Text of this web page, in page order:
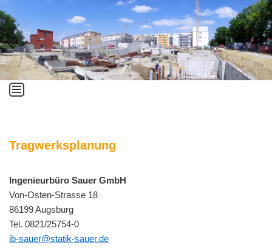
Zum
Inhalt
springen
Tragwerksplanung
Ingenieurbüro Sauer GmbH
Von-Osten-Strasse 18
86199 Augsburg
Tel. 0821/25754-0
ib-sauer@statik-sauer.de